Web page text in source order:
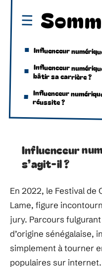
Influenceur
Influenceur
bâtir sa carrière ?
Influenceur
réussite ?
Influenceur
s’agit-il ?
En 2022, le Festival de
Lame, figure
jury. Parcours
d’origine sénégalaise,
simplement à tourner
populaires sur